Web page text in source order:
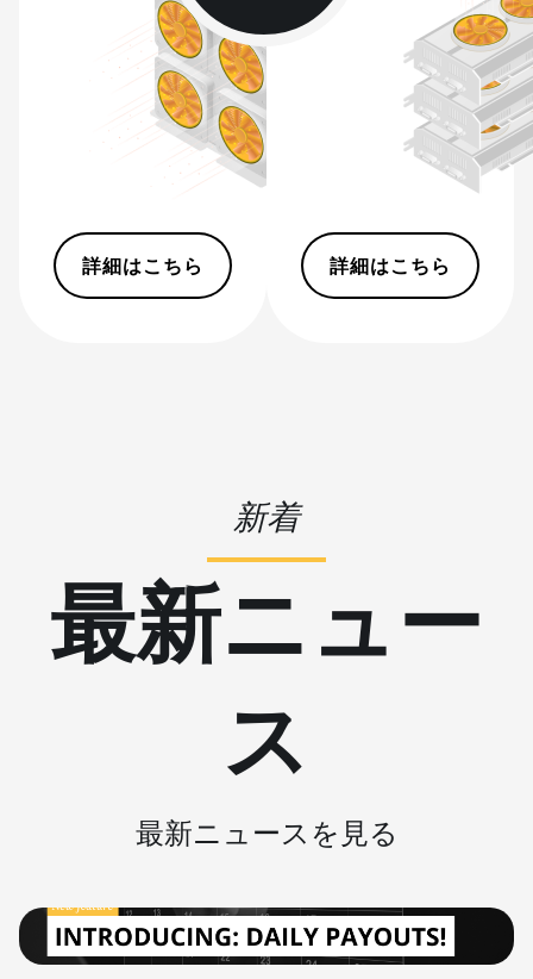
BITMAIN AntMiner
BITMAIN AntMiner
S19 Pro
BITMAIN AntMiner
S19 Pro Hyd.
BITMAIN AntMiner
S19 Pro+ Hyd
(198Th)
BITMAIN AntMiner
BITMAIN AntMiner
S19 XP+ Hyd
(279Th)
BITMAIN AntMiner
BITMAIN AntMiner
S19j Pro+ (120Th)
S19j Pro++ (125Th)
BITMAIN AntMiner
詳細はこちら 詳細はこちら
新着
最新ニュー
ス
最新ニュースを見る